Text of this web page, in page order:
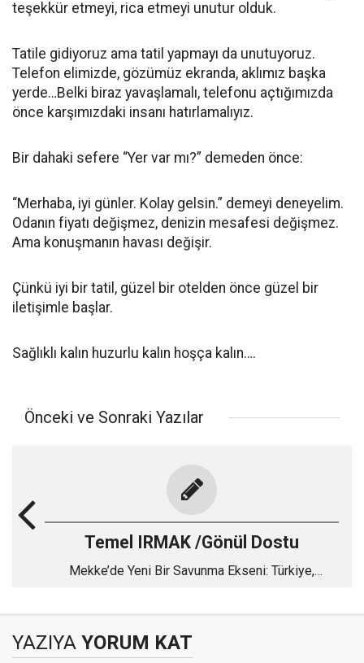
teşekkür etmeyi, rica etmeyi unutur olduk.
Tatile gidiyoruz ama tatil yapmayı da unutuyoruz.
Telefon elimizde, gözümüz ekranda, aklımız başka
yerde…Belki biraz yavaşlamalı, telefonu açtığımızda
önce karşımızdaki insanı hatırlamalıyız.
Bir dahaki sefere “Yer var mı?” demeden önce:
“Merhaba, iyi günler. Kolay gelsin.” demeyi deneyelim.
Odanın fiyatı değişmez, denizin mesafesi değişmez.
Ama konuşmanın havası değişir.
Çünkü iyi bir tatil, güzel bir otelden önce güzel bir
iletişimle başlar.
Sağlıklı kalın huzurlu kalın hoşça kalın….
Önceki ve Sonraki Yazılar
Temel IRMAK /Gönül Dostu
Mekke’de Yeni Bir Savunma Ekseni: Türkiye,
YAZIYA YORUM KAT